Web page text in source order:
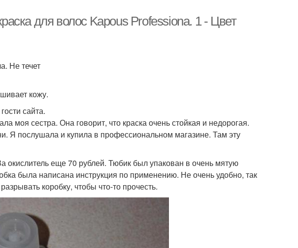
для волос Kapous Professiona. 1 - Цвет
Не течет
кожу.
сайта.
моя сестра. Она говорит, что краска очень стойкая и недорогая.
Я послушала и купила в профессиональном магазине. Там эту
окислитель еще 70 рублей. Тюбик был упакован в очень мятую
была написана инструкция по применению. Не очень удобно, так
коробку, чтобы что-то прочесть.